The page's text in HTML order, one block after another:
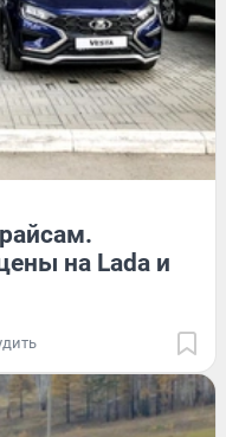
на Lada и